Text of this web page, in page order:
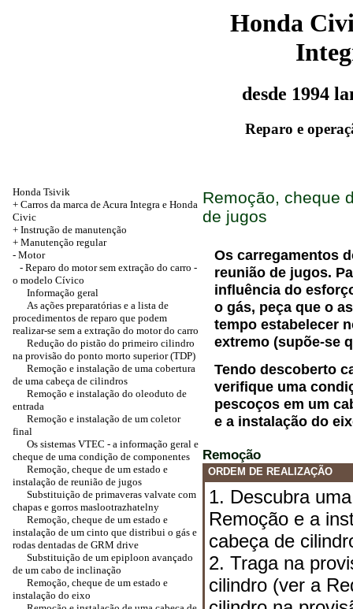
Honda
desde 1994
Reparo e
Honda Tsivik
+ Carros da marca de Acura Integra e Honda
Civic
+ Instrução de manutenção
+ Manutenção regular
- Motor
- Reparo do motor sem extração do carro -
o modelo Cívico
Informação geral
As ações preparatórias e a lista de
procedimentos de reparo que podem
realizar-se sem a extração do motor do carro
Redução do pistão do primeiro cilindro
na provisão do ponto morto superior (TDP)
Remoção e instalação de uma cobertura
de uma cabeça de cilindros
Remoção e instalação do oleoduto de
entrada
Remoção e instalação de um coletor
final
Os sistemas VTEC - a informação geral e
cheque de uma condição de componentes
Remoção, cheque de um estado e
instalação de reunião de jugos
Substituição de primaveras valvate com
chapas e gorros maslootrazhatelny
Remoção, cheque de um estado e
instalação de um cinto que distribui o gás e
rodas dentadas de GRM drive
Substituição de um epiploon avançado
de um cabo de inclinação
Remoção, cheque de um estado e
instalação do eixo
Remoção, cheque
de jugos
Os carregamentos
reunião de jugos.
influência do
o gás, peça que o
tempo estabelecer
extremo (supõe-se
Tendo descoberto
verifique uma
pescoços em um
e a instalação do
Remoção
ORDEM DE REALIZAÇÃO
1. Descubra
Remoção e a
cabeça de
2. Traga na
cilindro (ver a